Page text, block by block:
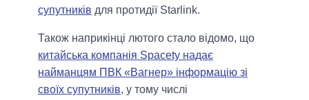
супутників для протидії Starlink.
Також наприкінці лютого стало відомо, що
китайська компанія Spacety надає
найманцям ПВК «Вагнер» інформацію зі
своїх супутників, у тому числі